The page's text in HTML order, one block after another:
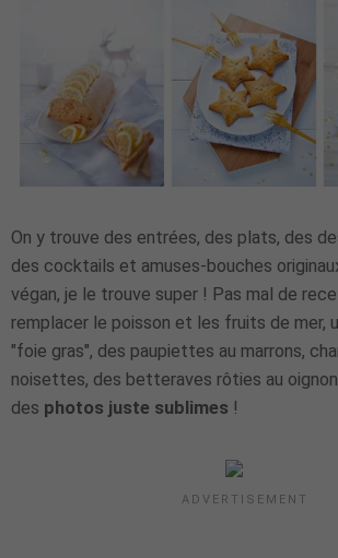
On y trouve des entrées, des plats, des
des cocktails et amuses-bouches
végan, je le trouve super ! Pas mal de
remplacer le poisson et les fruits de mer,
"foie gras", des paupiettes au marrons,
noisettes, des betteraves rôties au
des photos juste sublimes !